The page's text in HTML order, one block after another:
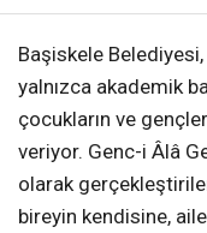
Başiskele Belediyesi,
yalnızca akademik
çocukların ve
veriyor. Genc-i Âlâ
olarak
bireyin kendisine,